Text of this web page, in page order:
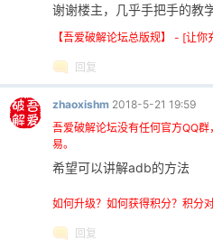
谢谢楼主，几乎手把手的教
【吾爱破解论坛总版规】 - [让
回复
zhaoxishm 2018-5-21 19:59
吾爱破解论坛没有任何官方QQ
易。
希望可以讲解adb的方法
如何升级？如何获得积分？积分
回复